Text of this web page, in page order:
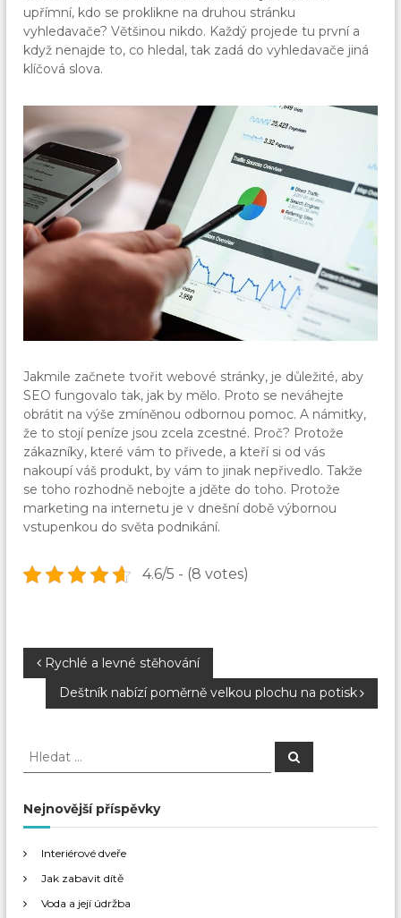
upřímní, kdo se proklikne na druhou stránku
vyhledavače? Většinou nikdo. Každý projede tu první a
když nenajde to, co hledal, tak zadá do vyhledavače jiná
klíčová slova.
Jakmile začnete tvořit webové stránky, je důležité, aby
SEO fungovalo tak, jak by mělo. Proto se neváhejte
obrátit na výše zmíněnou odbornou pomoc. A námitky,
že to stojí peníze jsou zcela zcestné. Proč? Protože
zákazníky, které vám to přivede, a kteří si od vás
nakoupí váš produkt, by vám to jinak nepřivedlo. Takže
se toho rozhodně nebojte a jděte do toho. Protože
marketing na internetu je v dnešní době výbornou
vstupenkou do světa podnikání.
4.6/5 - (8 votes)
N
v
g
a
c
Rychlé a levné stěhování
Deštník nabízí poměrně velkou plochu na potisk
H
d
a
:
H
Nejnovější příspěvky
Interiérové dveře
Jak zabavit dítě
Voda a její údržba